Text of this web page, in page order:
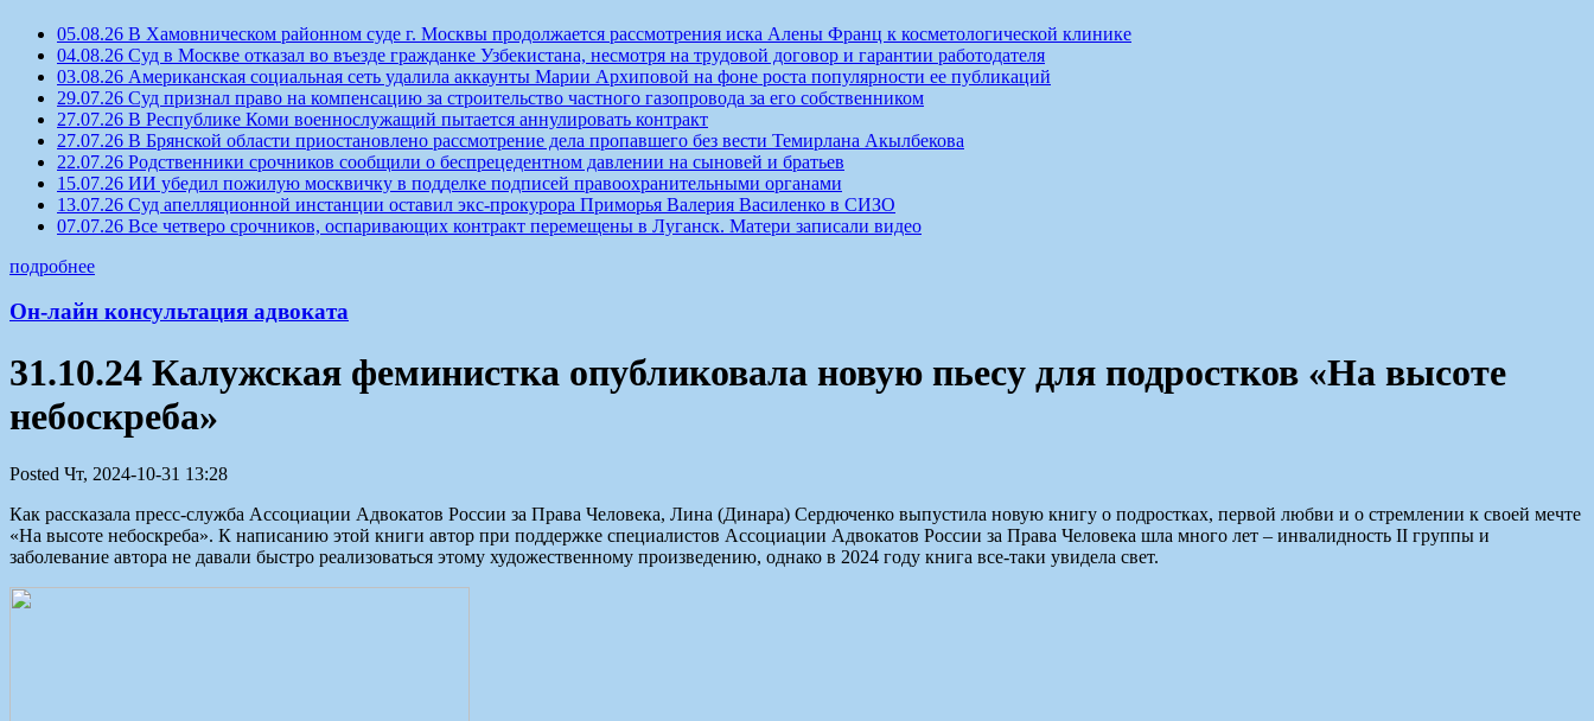
05.08.26 В Хамовническом районном суде г. Москвы продолжается рассмотрения иска Алены Франц к косметологической клинике
04.08.26 Суд в Москве отказал во въезде гражданке Узбекистана, несмотря на трудовой договор и гарантии работодателя
03.08.26 Американская социальная сеть удалила аккаунты Марии Архиповой на фоне роста популярности ее публикаций
29.07.26 Суд признал право на компенсацию за строительство частного газопровода за его собственником
27.07.26 В Республике Коми военнослужащий пытается аннулировать контракт
27.07.26 В Брянской области приостановлено рассмотрение дела пропавшего без вести Темирлана Акылбекова
22.07.26 Родственники срочников сообщили о беспрецедентном давлении на сыновей и братьев
15.07.26 ИИ убедил пожилую москвичку в подделке подписей правоохранительными органами
13.07.26 Суд апелляционной инстанции оставил экс-прокурора Приморья Валерия Василенко в СИЗО
07.07.26 Все четверо срочников, оспаривающих контракт перемещены в Луганск. Матери записали видео
подробнее
Он-лайн консультация адвоката
31.10.24 Калужская феминистка опубликовала новую пьесу для подростков «На высоте
небоскреба»
Posted Чт, 2024-10-31 13:28
Как рассказала пресс-служба Ассоциации Адвокатов России за Права Человека, Лина (Динара) Сердюченко выпустила новую книгу о подростках, первой любви и о стремлении к своей мечте
«На высоте небоскреба». К написанию этой книги автор при поддержке специалистов Ассоциации Адвокатов России за Права Человека шла много лет – инвалидность II группы и
заболевание автора не давали быстро реализоваться этому художественному произведению, однако в 2024 году книга все-таки увидела свет.